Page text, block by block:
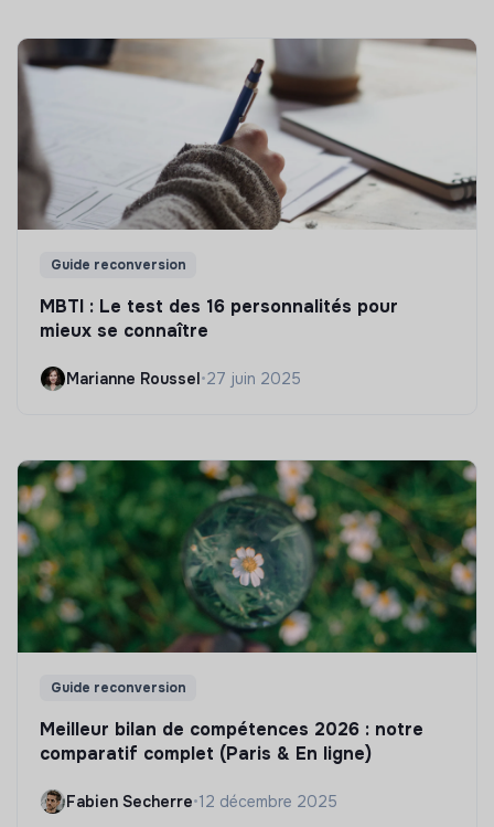
Guide reconversion
MBTI : Le test des 16 personnalités pour
mieux se connaître
Marianne Roussel•27 juin 2025
Guide reconversion
Meilleur bilan de compétences 2026 : notre
comparatif complet (Paris & En ligne)
Fabien Secherre•12 décembre 2025